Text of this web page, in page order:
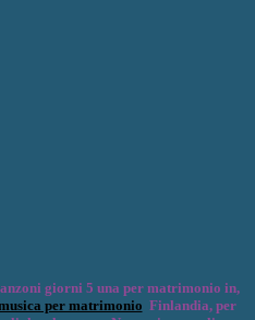
giorni 5 una per matrimonio in,
per matrimonio Finlandia, per